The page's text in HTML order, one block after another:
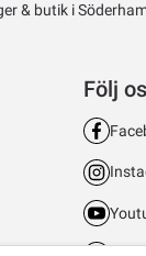
& butik i
Följ